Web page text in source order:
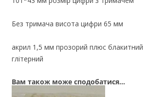
Без тримача висота цифри 65 мм
акрил 1,5 мм прозорий плюс блакитний
глітерний
Вам також може сподобатися…